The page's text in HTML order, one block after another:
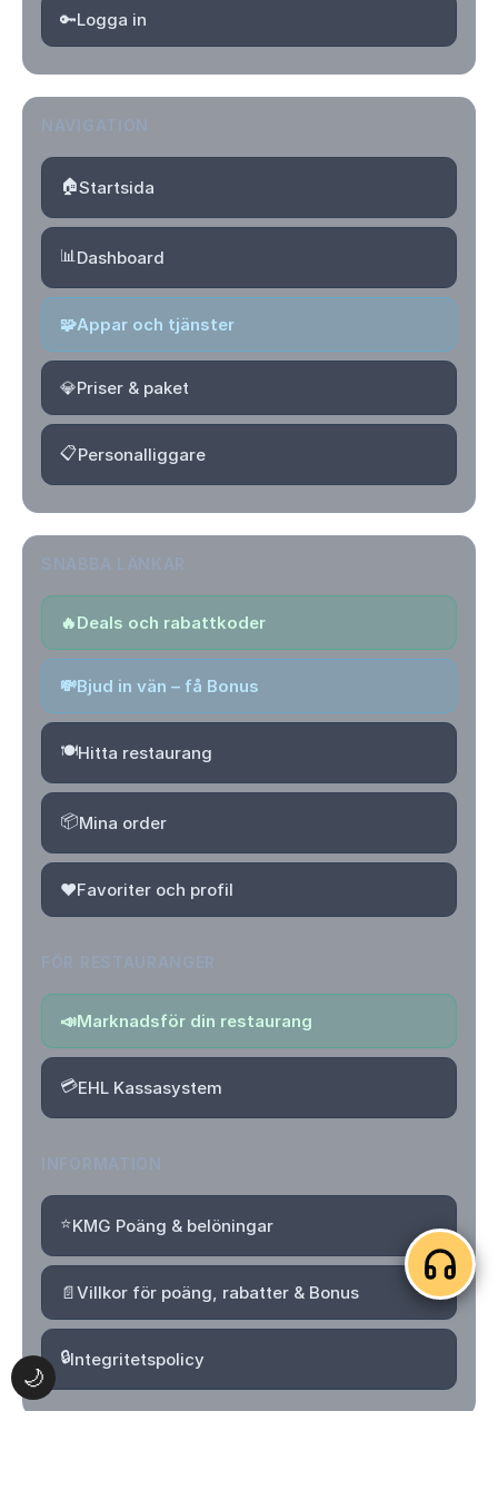
🌙
🔑Logga in
🏠Startsida
📊Dashboard
🧩Appar och tjänster
💎Priser & paket
📋Personalliggare
🔥Deals och rabattkoder
💸Bjud in vän – få Bonus
🍽️Hitta restaurang
📦Mina order
❤️Favoriter och profil
📣Marknadsför din restaurang
💳EHL Kassasystem
⭐KMG Poäng & belöningar
📄Villkor för poäng, rabatter & Bonus
🔒Integritetspolicy